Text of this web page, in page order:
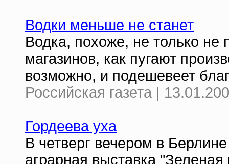
Водки меньше не станет
Водка, похоже, не только не
магазинов, как пугают
возможно, и подешевеет
Российская газета |
Гордеева уха
В четверг вечером в
аграрная выставка